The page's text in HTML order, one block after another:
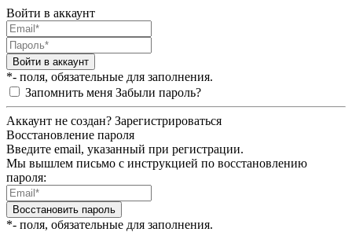
Войти в аккаунт
Войти в аккаунт
*- поля, обязательные для заполнения.
Запомнить меня Забыли пароль?
Аккаунт не создан? Зарегистрироваться
Восстановление пароля
Введите email, указанный при регистрации.
Мы вышлем письмо с инструкцией по восстановлению
пароля:
Восстановить пароль
*- поля, обязательные для заполнения.